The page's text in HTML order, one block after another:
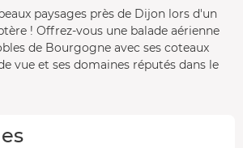
paysages près de Dijon lors d'un
! Offrez-vous une balade aérienne
de Bourgogne avec ses coteaux
vue et ses domaines réputés dans le